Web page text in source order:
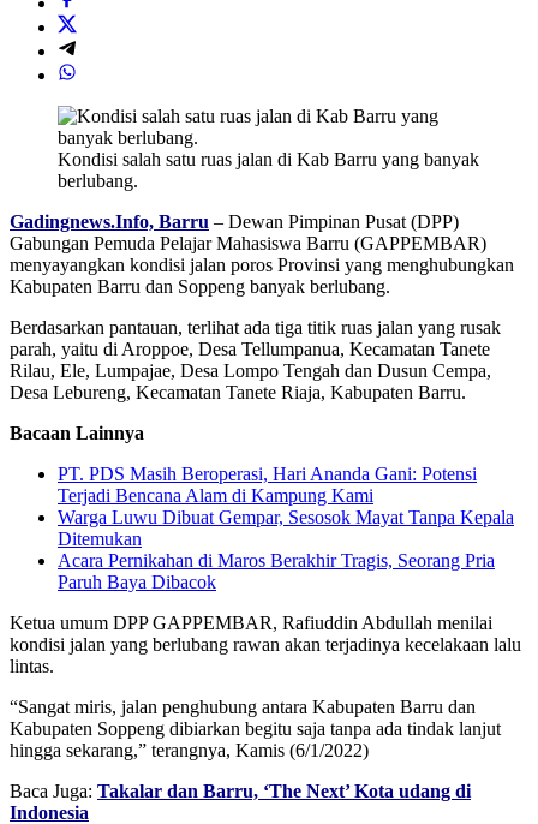
Kondisi salah satu ruas jalan di Kab Barru yang banyak
berlubang.
Gadingnews.Info, Barru – Dewan Pimpinan Pusat (DPP)
Gabungan Pemuda Pelajar Mahasiswa Barru (GAPPEMBAR)
menyayangkan kondisi jalan poros Provinsi yang menghubungkan
Kabupaten Barru dan Soppeng banyak berlubang.
Berdasarkan pantauan, terlihat ada tiga titik ruas jalan yang rusak
parah, yaitu di Aroppoe, Desa Tellumpanua, Kecamatan Tanete
Rilau, Ele, Lumpajae, Desa Lompo Tengah dan Dusun Cempa,
Desa Lebureng, Kecamatan Tanete Riaja, Kabupaten Barru.
Bacaan Lainnya
PT. PDS Masih Beroperasi, Hari Ananda Gani: Potensi
Terjadi Bencana Alam di Kampung Kami
Warga Luwu Dibuat Gempar, Sesosok Mayat Tanpa Kepala
Ditemukan
Acara Pernikahan di Maros Berakhir Tragis, Seorang Pria
Paruh Baya Dibacok
Ketua umum DPP GAPPEMBAR, Rafiuddin Abdullah menilai
kondisi jalan yang berlubang rawan akan terjadinya kecelakaan lalu
lintas.
“Sangat miris, jalan penghubung antara Kabupaten Barru dan
Kabupaten Soppeng dibiarkan begitu saja tanpa ada tindak lanjut
hingga sekarang,” terangnya, Kamis (6/1/2022)
Baca Juga: Takalar dan Barru, ‘The Next’ Kota udang di
Indonesia